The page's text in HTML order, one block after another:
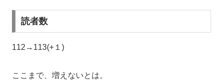
読者数
112→113(+１)
ここまで、増えないとは。